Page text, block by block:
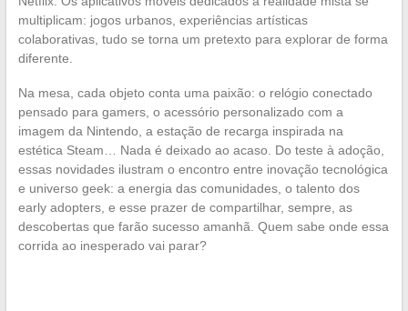
multiplicam: jogos urbanos, experiências artísticas
colaborativas, tudo se torna um pretexto para explorar de forma
diferente.
Na mesa, cada objeto conta uma paixão: o relógio conectado
pensado para gamers, o acessório personalizado com a
imagem da Nintendo, a estação de recarga inspirada na
estética Steam… Nada é deixado ao acaso. Do teste à adoção,
essas novidades ilustram o encontro entre inovação tecnológica
e universo geek: a energia das comunidades, o talento dos
early adopters, e esse prazer de compartilhar, sempre, as
descobertas que farão sucesso amanhã. Quem sabe onde essa
corrida ao inesperado vai parar?